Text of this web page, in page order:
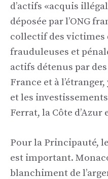
d’actifs «acquis
déposée par l’ONG
collectif des victimes
frauduleuses et
actifs détenus par
France et à
et les
Ferrat, la Côte d’Azur
Pour la Principauté,
est important.
blanchiment de